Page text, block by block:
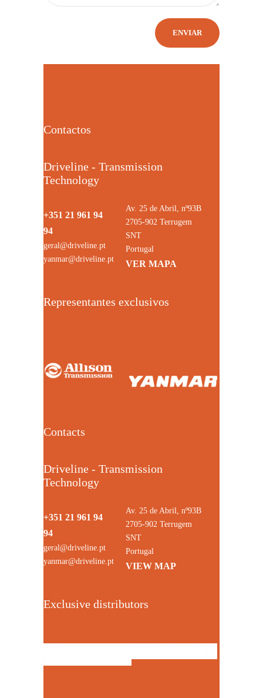
Contactos
Driveline - Transmission
Technology
+351 21 961 94
94
geral@driveline.pt
yanmar@driveline.pt
Av. 25 de Abril, nº93B
2705-902 Terrugem
SNT
Portugal
VER MAPA
Representantes exclusivos
Contacts
Driveline - Transmission
Technology
+351 21 961 94
94
geral@driveline.pt
yanmar@driveline.pt
Av. 25 de Abril, nº93B
2705-902 Terrugem
SNT
Portugal
VIEW MAP
Exclusive distributors